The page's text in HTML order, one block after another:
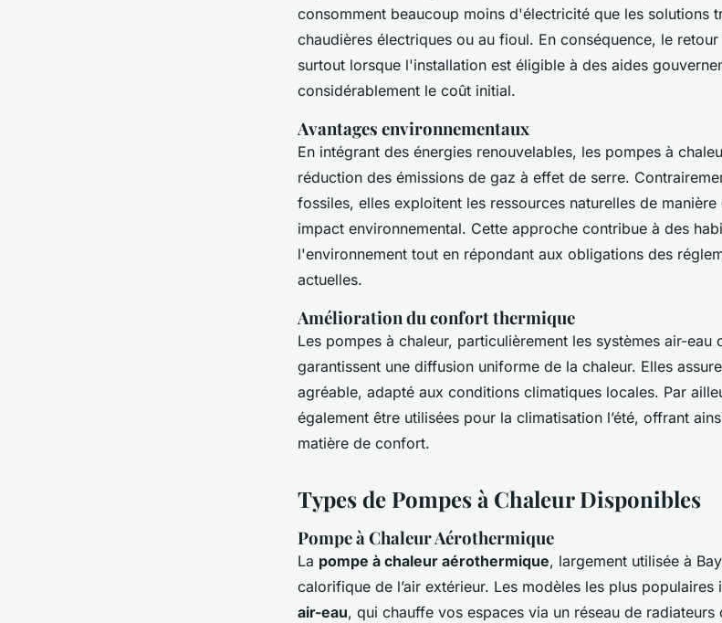
consomment beaucoup moins d'électricité que les solutions
chaudières électriques ou au fioul. En conséquence, le
surtout lorsque l'installation est éligible à des aides
considérablement le coût initial.
Avantages environnementaux
En intégrant des énergies renouvelables, les pompes à
réduction des émissions de gaz à effet de serre.
fossiles, elles exploitent les ressources naturelles de
impact environnemental. Cette approche contribue à des
l'environnement tout en répondant aux obligations des
actuelles.
Amélioration du confort thermique
Les pompes à chaleur, particulièrement les systèmes air-eau
garantissent une diffusion uniforme de la chaleur. Elles
agréable, adapté aux conditions climatiques locales. Par
également être utilisées pour la climatisation l’été, offrant
matière de confort.
Types de Pompes à Chaleur Disponibles
Pompe à Chaleur Aérothermique
La pompe à chaleur aérothermique, largement utilisée à
calorifique de l’air extérieur. Les modèles les plus populaires
air-eau, qui chauffe vos espaces via un réseau de